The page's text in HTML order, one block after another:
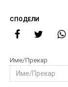
СПОДЕЛИ
Име/Прекар